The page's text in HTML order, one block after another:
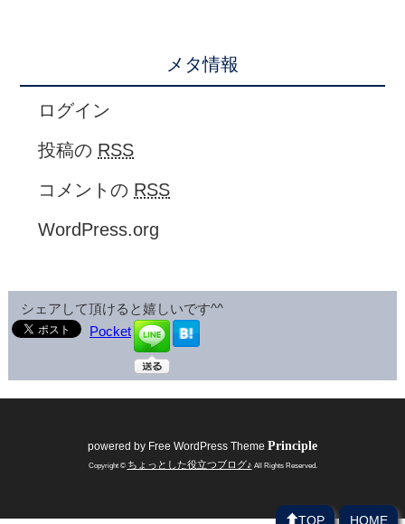
メタ情報
ログイン
投稿の RSS
コメントの RSS
WordPress.org
シェアして頂けると嬉しいです^^
Pocket
powered by Free WordPress Theme Principle
Copyright © ちょっとした役立つブログ♪ All Rights Reserved.
HOME
TOP